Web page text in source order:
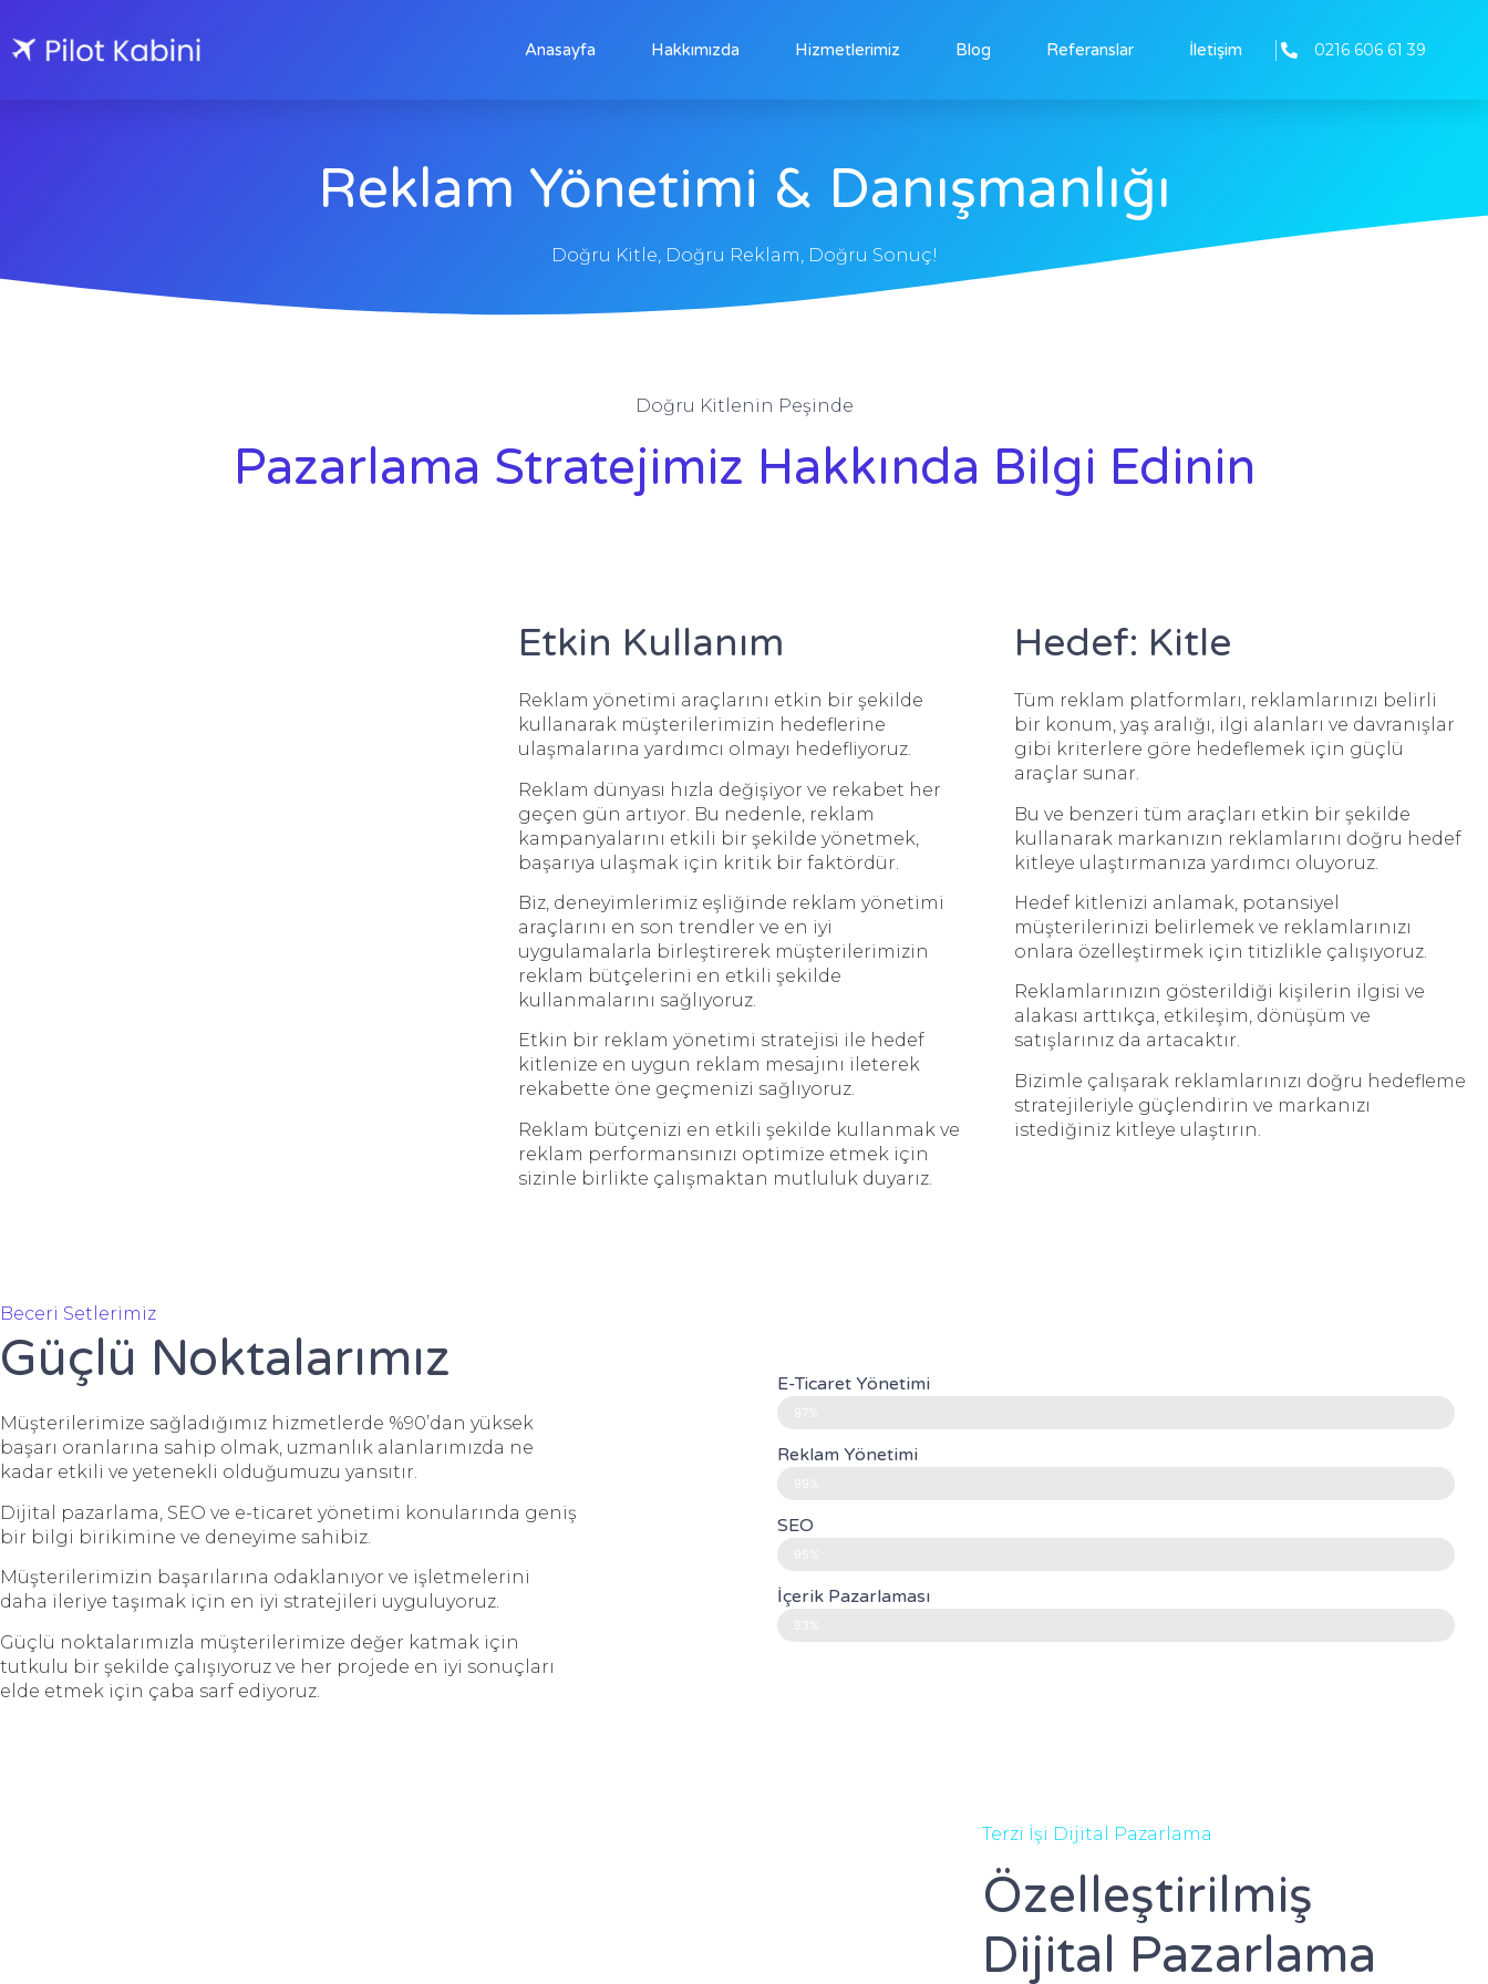
Anasayfa Hakkımızda Hizmetlerimiz Blog Referanslar İletişim 0216 606 61 39
Reklam Yönetimi & Danışmanlığı
Doğru Kitle, Doğru Reklam, Doğru Sonuç!
Doğru Kitlenin Peşinde
Pazarlama Stratejimiz Hakkında Bilgi Edinin
Etkin Kullanım
Reklam yönetimi araçlarını etkin bir şekilde
kullanarak müşterilerimizin hedeflerine
ulaşmalarına yardımcı olmayı hedefliyoruz.
Reklam dünyası hızla değişiyor ve rekabet her
geçen gün artıyor. Bu nedenle, reklam
kampanyalarını etkili bir şekilde yönetmek,
başarıya ulaşmak için kritik bir faktördür.
Biz, deneyimlerimiz eşliğinde reklam yönetimi
araçlarını en son trendler ve en iyi
uygulamalarla birleştirerek müşterilerimizin
reklam bütçelerini en etkili şekilde
kullanmalarını sağlıyoruz.
Etkin bir reklam yönetimi stratejisi ile hedef
kitlenize en uygun reklam mesajını ileterek
rekabette öne geçmenizi sağlıyoruz.
Reklam bütçenizi en etkili şekilde kullanmak ve
reklam performansınızı optimize etmek için
sizinle birlikte çalışmaktan mutluluk duyarız.
Hedef: Kitle
Tüm reklam platformları, reklamlarınızı belirli
bir konum, yaş aralığı, ilgi alanları ve davranışlar
gibi kriterlere göre hedeflemek için güçlü
araçlar sunar.
Bu ve benzeri tüm araçları etkin bir şekilde
kullanarak markanızın reklamlarını doğru hedef
kitleye ulaştırmanıza yardımcı oluyoruz.
Hedef kitlenizi anlamak, potansiyel
müşterilerinizi belirlemek ve reklamlarınızı
onlara özelleştirmek için titizlikle çalışıyoruz.
Reklamlarınızın gösterildiği kişilerin ilgisi ve
alakası arttıkça, etkileşim, dönüşüm ve
satışlarınız da artacaktır.
Bizimle çalışarak reklamlarınızı doğru hedefleme
stratejileriyle güçlendirin ve markanızı
istediğiniz kitleye ulaştırın.
Beceri Setlerimiz
Güçlü Noktalarımız
Müşterilerimize sağladığımız hizmetlerde %90’dan yüksek
başarı oranlarına sahip olmak, uzmanlık alanlarımızda ne
kadar etkili ve yetenekli olduğumuzu yansıtır.
Dijital pazarlama, SEO ve e-ticaret yönetimi konularında geniş
bir bilgi birikimine ve deneyime sahibiz.
Müşterilerimizin başarılarına odaklanıyor ve işletmelerini
daha ileriye taşımak için en iyi stratejileri uyguluyoruz.
Güçlü noktalarımızla müşterilerimize değer katmak için
tutkulu bir şekilde çalışıyoruz ve her projede en iyi sonuçları
elde etmek için çaba sarf ediyoruz.
E-Ticaret Yönetimi
Reklam Yönetimi
SEO
İçerik Pazarlaması
Terzi İşi Dijital Pazarlama
Özelleştirilmiş
Dijital Pazarlama